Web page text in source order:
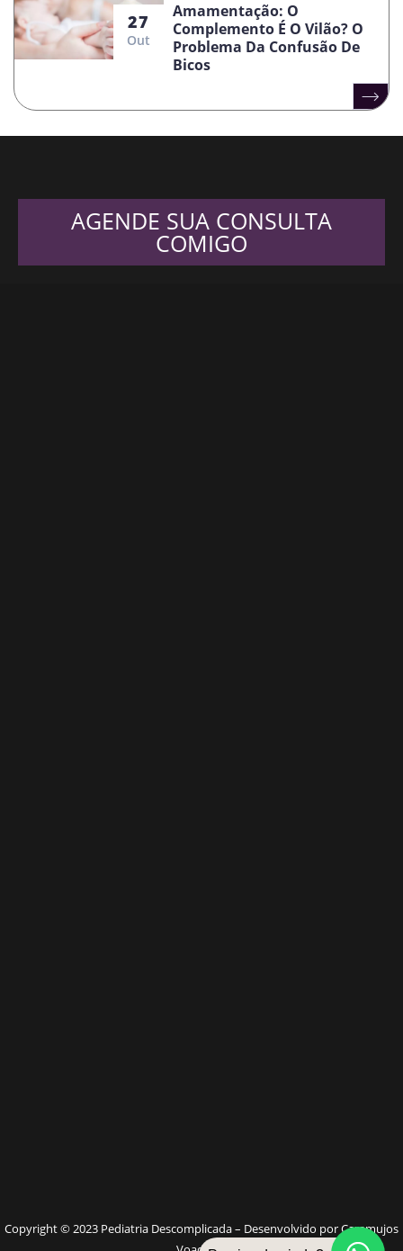
27
Out
Amamentação: O
Complemento É O Vilão? O
Problema Da Confusão De
Bicos
AGENDE SUA CONSULTA
COMIGO
Copyright © 2023 Pediatria Descomplicada – Desenvolvido por Caramujos
W